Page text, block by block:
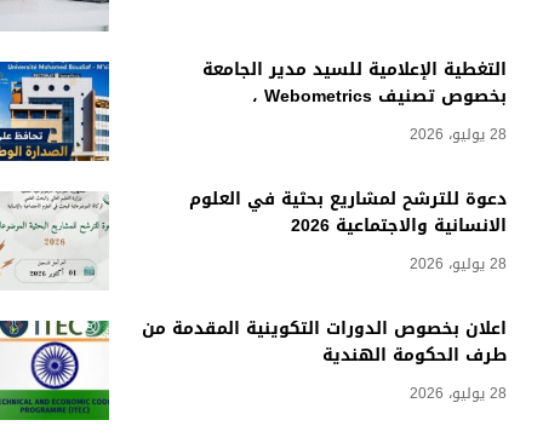
التغطية الإعلامية للسيد مدير الجامعة
بخصوص تصنيف Webometrics ،
28 يوليو، 2026
دعوة للترشح لمشاريع بحثية في العلوم
الانسانية والاجتماعية 2026
28 يوليو، 2026
اعلان بخصوص الدورات التكوينية المقدمة من
طرف الحكومة الهندية
28 يوليو، 2026